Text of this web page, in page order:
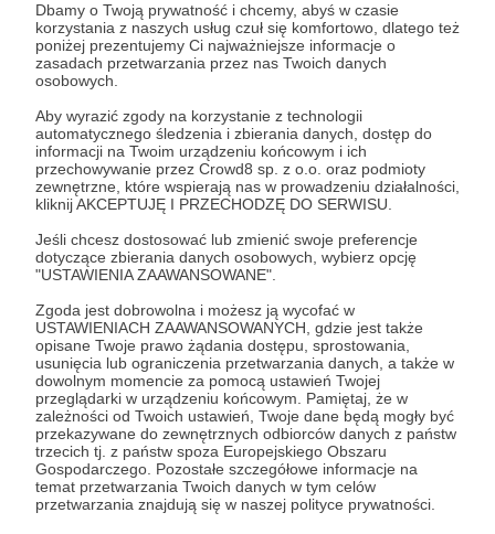
Dbamy o Twoją prywatność i chcemy, abyś w czasie
korzystania z naszych usług czuł się komfortowo, dlatego też
poniżej prezentujemy Ci najważniejsze informacje o
zasadach przetwarzania przez nas Twoich danych
osobowych.
Aby wyrazić zgody na korzystanie z technologii
automatycznego śledzenia i zbierania danych, dostęp do
informacji na Twoim urządzeniu końcowym i ich
przechowywanie przez Crowd8 sp. z o.o. oraz podmioty
zewnętrzne, które wspierają nas w prowadzeniu działalności,
kliknij AKCEPTUJĘ I PRZECHODZĘ DO SERWISU.
Jeśli chcesz dostosować lub zmienić swoje preferencje
dotyczące zbierania danych osobowych, wybierz opcję
"USTAWIENIA ZAAWANSOWANE".
Zgoda jest dobrowolna i możesz ją wycofać w
USTAWIENIACH ZAAWANSOWANYCH, gdzie jest także
opisane Twoje prawo żądania dostępu, sprostowania,
usunięcia lub ograniczenia przetwarzania danych, a także w
dowolnym momencie za pomocą ustawień Twojej
przeglądarki w urządzeniu końcowym. Pamiętaj, że w
zależności od Twoich ustawień, Twoje dane będą mogły być
przekazywane do zewnętrznych odbiorców danych z państw
trzecich tj. z państw spoza Europejskiego Obszaru
Gospodarczego. Pozostałe szczegółowe informacje na
temat przetwarzania Twoich danych w tym celów
przetwarzania znajdują się w naszej polityce prywatności.
Zostań Patronem
Zaloguj się
mini
Udostępnij
Kwadrans Na Angielski
Zobacz profil autora